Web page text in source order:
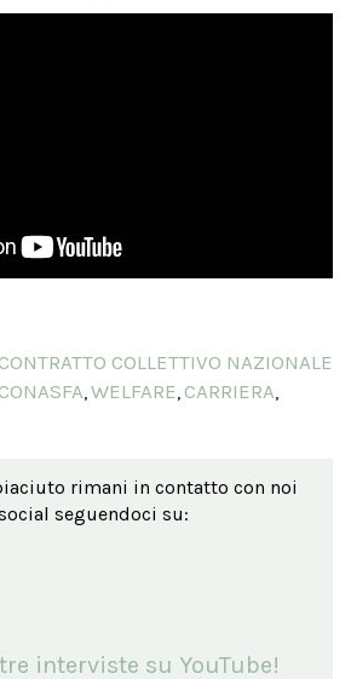
CONTRATTO COLLETTIVO NAZIONALE
CONASFA,WELFARE, CARRIERA,
rimani in contatto con noi
seguendoci su: